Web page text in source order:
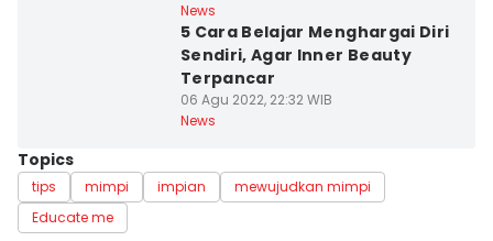
News
5 Cara Belajar Menghargai Diri
Sendiri, Agar Inner Beauty
Terpancar
06 Agu 2022, 22:32 WIB
News
Topics
tips mimpi impian
mewujudkan mimpi
Educate me